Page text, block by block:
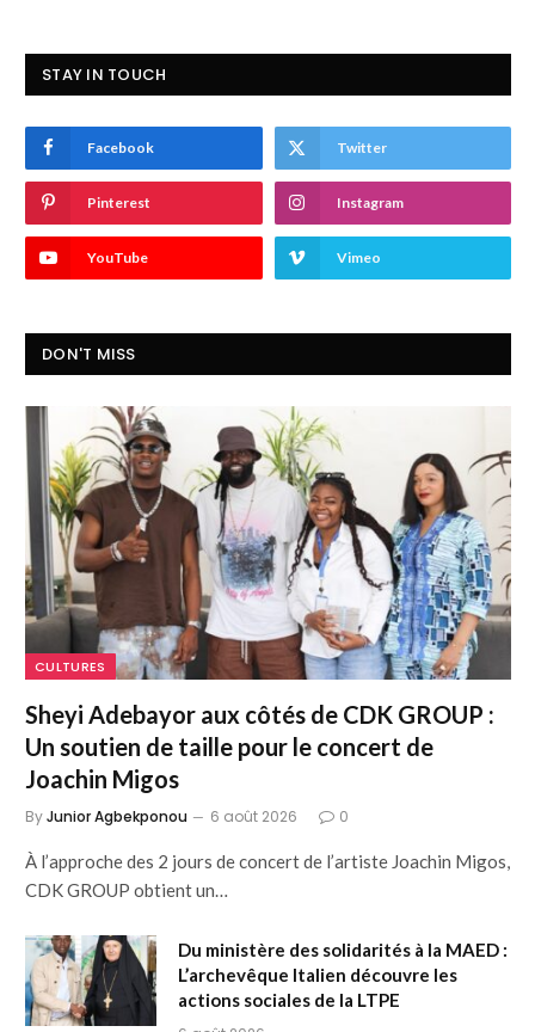
STAY IN TOUCH
Facebook Twitter
Pinterest Instagram
YouTube Vimeo
DON'T MISS
CULTURES
Sheyi Adebayor aux côtés de CDK GROUP :
Un soutien de taille pour le concert de
Joachin Migos
ByJunior Agbekponou 6 août 2026 0
À l’approche des 2 jours de concert de l’artiste Joachin Migos,
CDK GROUP obtient un…
Du ministère des solidarités à la MAED :
L’archevêque Italien découvre les
actions sociales de la LTPE